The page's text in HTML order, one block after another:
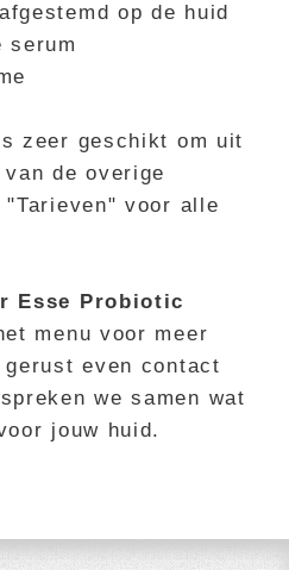
op de huid
serum
zeer geschikt om uit
de overige
"Tarieven" voor alle
Esse Probiotic
menu voor meer
even contact
we samen wat
jouw huid.